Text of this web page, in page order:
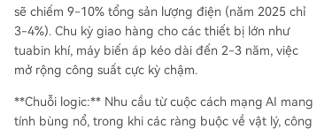
sẽ chiếm 9-10% tổng sản lượng điện (năm 2025 chỉ
3-4%). Chu kỳ giao hàng cho các thiết bị lớn như
tuabin khí, máy biến áp kéo dài đến 2-3 năm, việc
mở rộng công suất cực kỳ chậm.
**Chuỗi logic:** Nhu cầu từ cuộc cách mạng AI mang
tính bùng nổ, trong khi các ràng buộc về vật lý, công